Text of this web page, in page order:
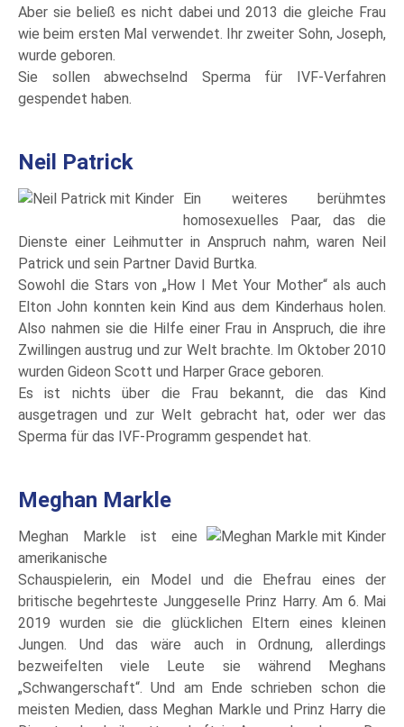
Aber sie beließ es nicht dabei und 2013 die gleiche Frau
wie beim ersten Mal verwendet. Ihr zweiter Sohn, Joseph,
wurde geboren.
Sie sollen abwechselnd Sperma für IVF-Verfahren
gespendet haben.
Neil Patrick
Ein weiteres berühmtes
homosexuelles Paar, das die
Dienste einer Leihmutter in Anspruch nahm, waren Neil
Patrick und sein Partner David Burtka.
Sowohl die Stars von „How I Met Your Mother“ als auch
Elton John konnten kein Kind aus dem Kinderhaus holen.
Also nahmen sie die Hilfe einer Frau in Anspruch, die ihre
Zwillingen austrug und zur Welt brachte. Im Oktober 2010
wurden Gideon Scott und Harper Grace geboren.
Es ist nichts über die Frau bekannt, die das Kind
ausgetragen und zur Welt gebracht hat, oder wer das
Sperma für das IVF-Programm gespendet hat.
Meghan Markle
Meghan Markle ist eine
amerikanische
Schauspielerin, ein Model und die Ehefrau eines der
britische begehrteste Junggeselle Prinz Harry. Am 6. Mai
2019 wurden sie die glücklichen Eltern eines kleinen
Jungen. Und das wäre auch in Ordnung, allerdings
bezweifelten viele Leute sie während Meghans
„Schwangerschaft“. Und am Ende schrieben schon die
meisten Medien, dass Meghan Markle und Prinz Harry die